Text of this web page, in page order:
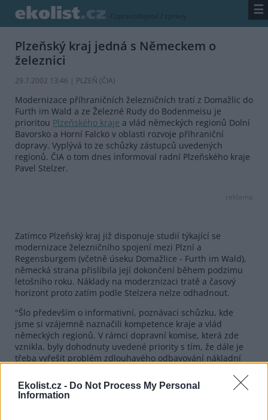
Ekolist.cz - Do Not Process My Personal
Information
/ zpravodajství / zprávy ☰
Plzeňský kraj jedná s Německem o
železnici
29.7.2002 13:46 | PLZEŇ (ČIA)
Modernizace příhraničních železničních tratí z Domažlic do
Furth im Wald a ze Železné Rudy do Bodenmeisu je
prioritou Plzeňského kraje a vlád německých regionů Dolní
Bavorsko a Horní Falcko v oblasti rozvoje příhraniční
dopravy. Vyplývá to ze schůzky zástupců uvedených
regionů. ČIA o tom dnes informoval radní Plzeňského kraje
Pavel Stelzer.
reklama
Zatímco Plzeňský kraj již disponuje studií týkající se
modernizace železničního spojení mezi Plzní a
Regensburgem (včetně úseku Domažlice - Furth im Wald),
německá strana přislíbila její dokončení během podzimu
letošního roku. Náklady na moderznizaci tratě a časový
horizont proto zatím podle Stelzera nelze odhadnout.
"Šlo především o informativní, poznávací schůzku, kde
jsme si vzájemně naznačili kompetence kraje a vlád
německých regionů. V rámci dopravní komise, která zde
vznikla, byly dohodnuty uvedené priority s tím, že dále je
třeba vyřešit problém zdlouhavého odbavování nákladní
Stelzer. Členové dopravní komise se budou vzájemně
pravidelně informovat o svých aktivitách. Další dvě schůzky